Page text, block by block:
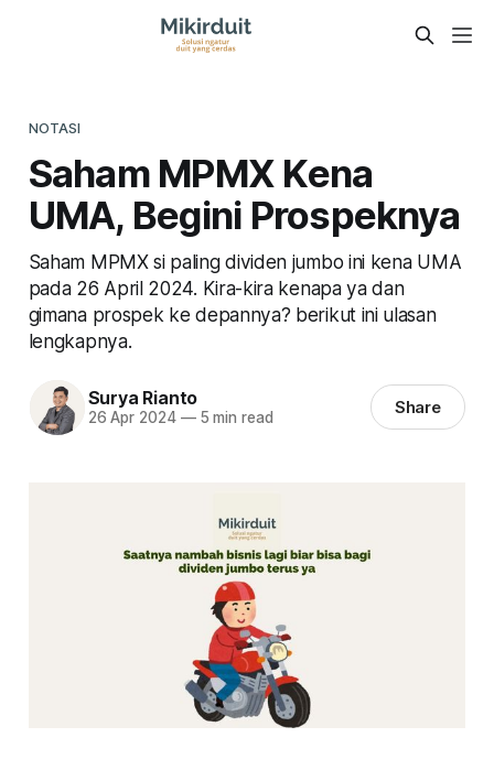
NOTASI
Saham MPMX Kena
UMA, Begini Prospeknya
Saham MPMX si paling dividen jumbo ini kena UMA
pada 26 April 2024. Kira-kira kenapa ya dan
gimana prospek ke depannya? berikut ini ulasan
lengkapnya.
Surya Rianto
26 Apr 2024 —5 min read Share